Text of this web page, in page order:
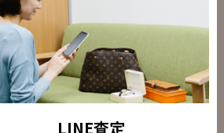
LINE査定